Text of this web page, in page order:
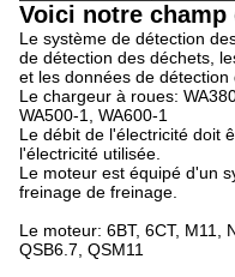
Voici notre
Le système de détection
de détection des déchets,
et les données de détection
Le chargeur à roues:
WA500-1, WA600-1
Le débit de l'électricité doit
l'électricité utilisée.
Le moteur est équipé d'un
freinage de freinage.
Le moteur: 6BT, 6CT, M11,
QSB6.7, QSM11